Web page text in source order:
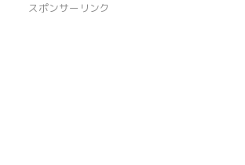
スポンサーリンク